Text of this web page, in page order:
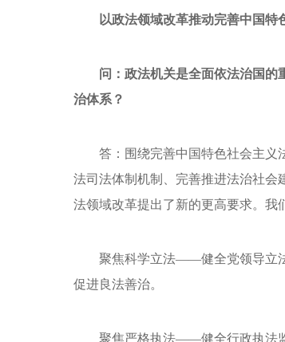
以政法领域改革推动完善中国特
问：政法机关是全面依法治国的
治体系？
答：围绕完善中国特色社会主义
法司法体制机制、完善推进法治社会
法领域改革提出了新的更高要求。我
聚焦科学立法——健全党领导立
促进良法善治。
聚焦严格执法——健全行政执法